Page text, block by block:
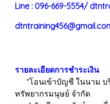
Line : 096-669-5554/
รายละเอียดการชำระเงิน
*โอนเข้าบัญชี ในนาม บ
ทรัพยากรมนุษย์ จำกัด